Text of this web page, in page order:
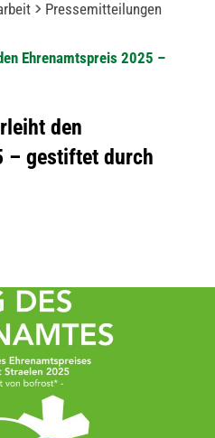
Pressemitteilungen
Ehrenamtspreis 2025 –
den
– gestiftet durch